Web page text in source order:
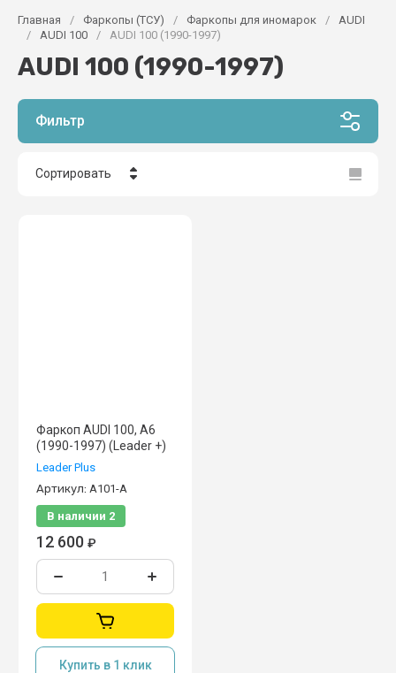
Главная / Фаркопы (ТСУ) / Фаркопы для иномарок /
AUDI
/
AUDI 100 / AUDI 100 (1990-1997)
AUDI 100 (1990-1997)
Фильтр
Сортировать
Фаркоп AUDI 100, A6
(1990-1997) (Leader +)
Leader Plus
Артикул: A101-A
В наличии 2
12 600 ₽
Купить в 1 клик